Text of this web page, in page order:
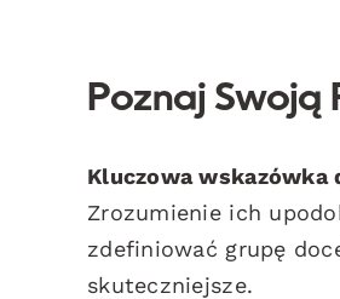
Poznaj Swoją
Kluczowa wskazówka
Zrozumienie ich
zdefiniować grupę
skuteczniejsze.